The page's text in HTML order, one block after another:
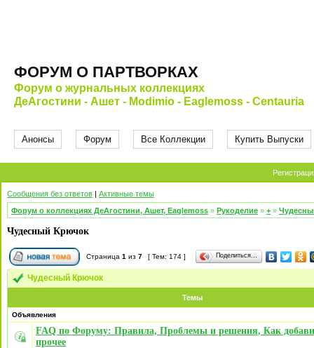
ФОРУМ О ПАРТВОРКАХ
Форум о журнальных коллекциях
ДеАгостини - Ашет - Modimio - Eaglemoss - Centauria
Анонсы Форум Все Коллекции Купить Выпуски
Сообщения без ответов | Активные темы
Форум о коллекциях ДеАгостини, Ашет, Eaglemoss » Рукоделие » + »
Чудесный Крючок
Страница 1 из 7 [ Тем: 174 ] Поделиться…
Чудесный Крючок
Темы
Объявления
FAQ по Форуму: Правила, Проблемы и решения, Как
прочее